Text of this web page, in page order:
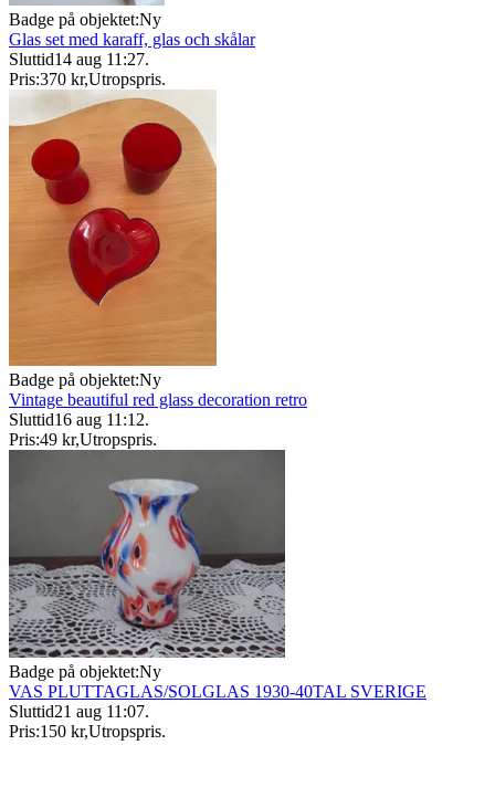
Badge på objektet:Ny
Glas set med karaff, glas och skålar
Sluttid14 aug 11:27.
Pris:370 kr,Utropspris.
Badge på objektet:Ny
Vintage beautiful red glass decoration retro
Sluttid16 aug 11:12.
Pris:49 kr,Utropspris.
Badge på objektet:Ny
VAS PLUTTAGLAS/SOLGLAS 1930-40TAL SVERIGE
Sluttid21 aug 11:07.
Pris:150 kr,Utropspris.